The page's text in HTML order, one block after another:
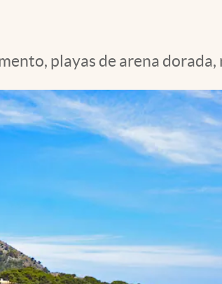
playas de arena